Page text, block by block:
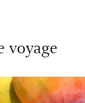
voyage